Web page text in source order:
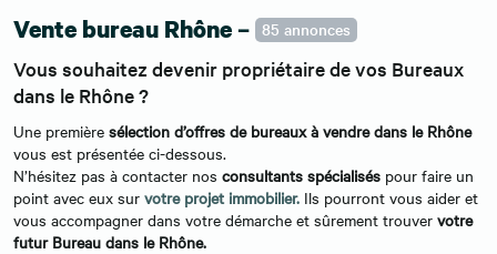
Vente bureau Rhône – 85 annonces
Vous souhaitez devenir propriétaire de vos Bureaux
dans le Rhône ?
Une première sélection d’offres de bureaux à vendre dans le Rhône
vous est présentée ci-dessous.
N’hésitez pas à contacter nos consultants spécialisés pour faire un
point avec eux sur votre projet immobilier. Ils pourront vous aider et
vous accompagner dans votre démarche et sûrement trouver votre
futur Bureau dans le Rhône.